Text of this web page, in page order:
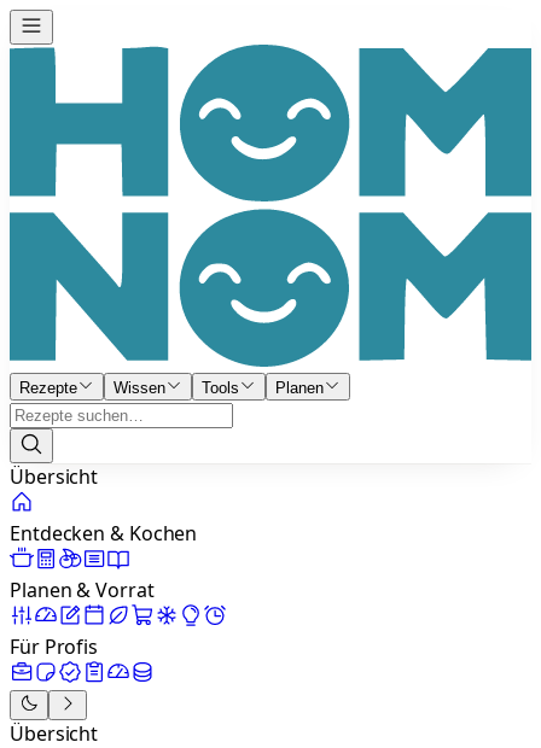
Rezepte Wissen Tools Planen
Übersicht
Entdecken & Kochen
Planen & Vorrat
Für Profis
Übersicht